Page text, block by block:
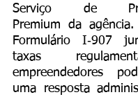
Serviço de
Premium da
Formulário I‑907
taxas
empreendedores
uma resposta